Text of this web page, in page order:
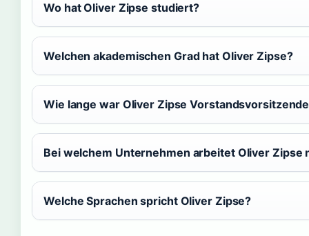
Wo hat Oliver Zipse studiert?
Welchen akademischen Grad hat Oliver Zipse?
Wie lange war Oliver Zipse
Bei welchem Unternehmen arbeitet Oliver Zipse
Welche Sprachen spricht Oliver Zipse?